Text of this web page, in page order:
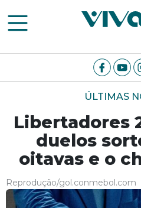
ÚLTIMAS
Libertadores
duelos
oitavas e o
Reprodução/gol.conmebol.com